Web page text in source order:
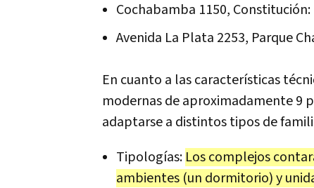
Cochabamba 1150, Constitución:
Avenida La Plata 2253, Parque
En cuanto a las características
modernas de aproximadamente 9
adaptarse a distintos tipos de
Tipologías: Los complejos
ambientes (un dormitorio) y